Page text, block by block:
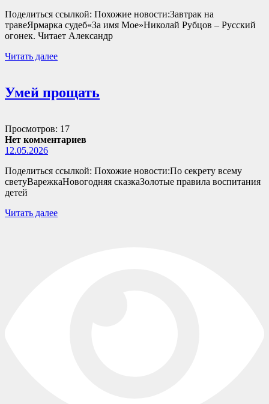
Поделиться ссылкой: Похожие новости:Завтрак на
травеЯрмарка судеб«За имя Мое»Николай Рубцов – Русский
огонек. Читает Александр
Читать далее
Умей прощать
Просмотров: 17
Нет комментариев
12.05.2026
Поделиться ссылкой: Похожие новости:По секрету всему
светуВарежкаНовогодняя сказкаЗолотые правила воспитания
детей
Читать далее